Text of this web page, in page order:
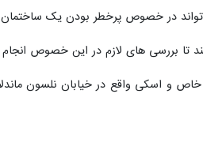
در خصوص پرخطر بودن یک ساختمان
تا بررسی های لازم در این خصوص
و اسکی واقع در خیابان نلسون